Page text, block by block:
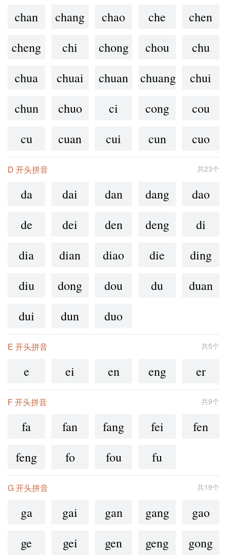
chan
chang chao che
chen
cheng
chi chong chou
chu
chua
chuai chuan chuang
chui
chun
chuo ci cong
cou
cu
cuan cui cun cuo
共23个
D 开头拼音
da dai dan dang
dao
de
dei den deng
di
dia
dian diao die
ding
diu
dong dou du
duan
dui
dun duo
共5个
E 开头拼音
e ei en eng er
共9个
F 开头拼音
fa fan fang fei
fen
feng
fo fou fu
共19个
G 开头拼音
ga gai gan gang
gao
ge
gei gen geng
gong